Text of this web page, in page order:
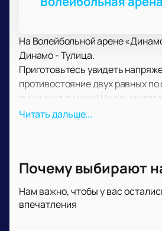
На Волейбольной арене
Динамо - Тулица.
Приготовьтесь увидеть
противостояние двух равных
лучших из лучших! На ваших
спортивного события сойдутся
Вас ждет яркое, динамичное и
подарит вам заряд бодрости,
спортивные эмоции.
Читать дальше...
Почему выбирают
Нам важно, чтобы у вас
впечатления